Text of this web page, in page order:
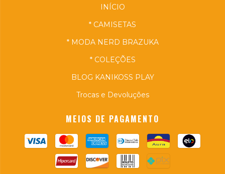
INÍCIO
* CAMISETAS
* MODA NERD BRAZUKA
* COLEÇÕES
BLOG KANIKOSS PLAY
Trocas e Devoluções
MEIOS DE PAGAMENTO